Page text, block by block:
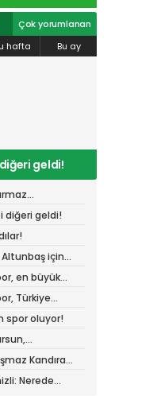
mert cengiz
#engin koyun
gülspor41
#kocaelispor
#erdem övüç
#eleke #lua lua
Çok yorumlanan
hafta Bu ay
geldi!
diğeri geldi!
için
bekleniyor
en büyük
ile
Türkiye
ilk maçını
oynayacak?
spor oluyor!
15 dikişlik
Kandıra
devam
Nerede
info@spor41.com